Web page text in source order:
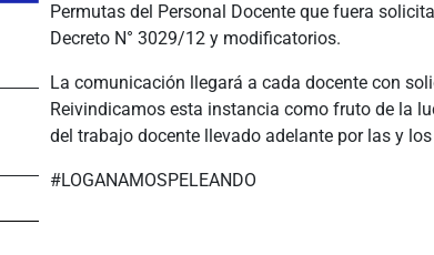
Permutas del Personal Docente que fuera
Decreto N° 3029/12 y modificatorios.
La comunicación llegará a cada docente con
Reivindicamos esta instancia como fruto de la
del trabajo docente llevado adelante por las y
#LOGANAMOSPELEANDO